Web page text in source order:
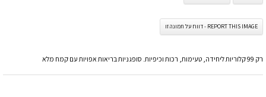
REPORT THIS IMAGE - דווח על תמונה זו
רק 99 קלוריות ליחידה, טעימות, רכות וכיפיות. סופגניות בריאות אפויות עם קמח מלא